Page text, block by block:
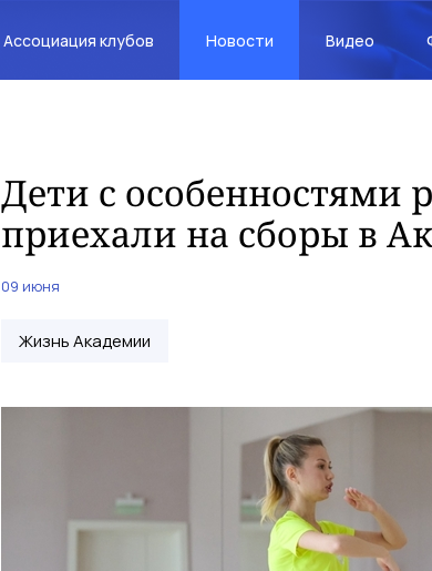
Ассоциация клубов Новости Видео
Дети с особенностями
приехали на сборы в
09 июня
Жизнь Академии